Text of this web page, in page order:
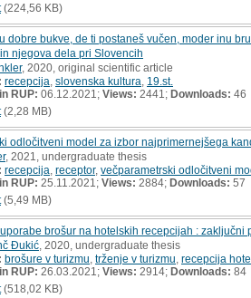
(224,56 KB)
dobre bukve, de ti postaneš vučen, moder inu
njegova dela pri Slovencih
, 2020, original scientific article
recepcija slovenska kultura 19.st.
RUP: 06.12.2021; Views: 2441; Downloads: 46
(2,28 MB)
odločitveni model za izbor najprimernejšega
, 2021, undergraduate thesis
recepcija receptor, večparametrski odločitveni
RUP: 25.11.2021; Views: 2884; Downloads: 57
(5,49 MB)
brošur na hotelskih recepcijah : zaključni
Đukić , 2020, undergraduate thesis
brošure v turizmu trženje v turizmu recepcija
RUP: 26.03.2021; Views: 2914; Downloads: 84
(518,02 KB)